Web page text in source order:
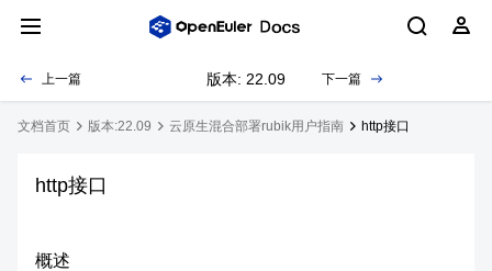
上一篇 版本: 22.09 下一篇
文档首页 版本:22.09 云原生混合部署rubik用户指南 http接口
http接口
概述